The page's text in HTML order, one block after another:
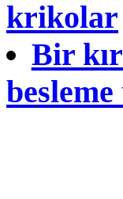
krikolar
Bir